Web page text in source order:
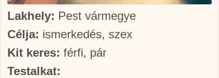
Lakhely: Pest vármegye
Célja: ismerkedés, szex
Kit keres: férfi, pár
Testalkat: